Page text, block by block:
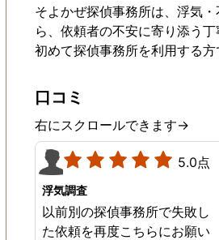
そよかぜ探偵事務所は、浮気
ら、依頼者の不安に寄り添う
初めて探偵事務所を利用する
口コミ
右にスクロールできます→
5.0点
浮気調査
以前別の探偵事務所で失敗し
た依頼を再度こちらにお願い